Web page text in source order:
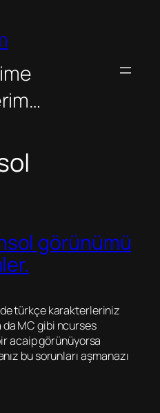
görünümü
türkçe karakterleriniz
MC gibi ncurses
acaip görünüyorsa
bu sorunları aşmanazı